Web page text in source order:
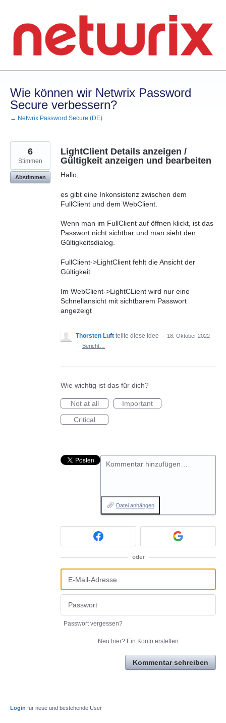
springen
Wie können wir Netwrix Password
Secure verbessern?
← Netwrix Password Secure (DE)
LightClient Details anzeigen /
Gültigkeit anzeigen und bearbeiten
Hallo,
es gibt eine Inkonsistenz zwischen dem
FullClient und dem WebClient.
Wenn man im FullClient auf öffnen klickt, ist das
Passwort nicht sichtbar und man sieht den
Gültigkeitsdialog.
FullClient->LightClient fehlt die Ansicht der
Gültigkeit
Im WebClient->LightCLient wird nur eine
Schnellansicht mit sichtbarem Passwort
angezeigt
6
Stimmen
Abstimmen
Thorsten Luft teilte diese Idee ·
18. Oktober 2022
·
Bericht…
Wie wichtig ist das für dich?
Not at all
Important
Critical
Kommentar hinzufügen…
Datei anhängen
oder
Passwort vergessen?
Neu hier? Ein Konto erstellen
Kommentar schreiben
Login für neue und bestehende User